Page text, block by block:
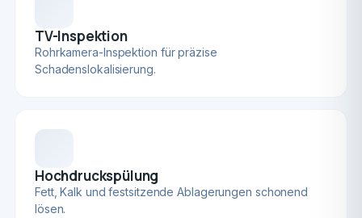
TV-Inspektion
Rohrkamera-Inspektion für präzise
Schadenslokalisierung.
Hochdruckspülung
Fett, Kalk und festsitzende Ablagerungen schonend
lösen.